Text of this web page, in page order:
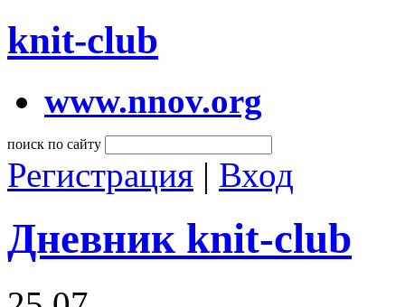
knit-club
www.nnov.org
поиск по сайту
Регистрация | Вход
Дневник knit-club